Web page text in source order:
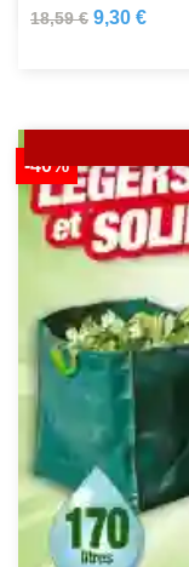
18,59 € 9,30 €
-40%